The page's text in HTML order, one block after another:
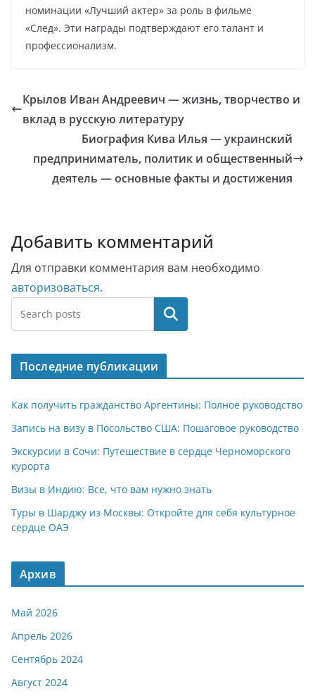
номинации «Лучший актер» за роль в фильме
«След». Эти награды подтверждают его талант и
профессионализм.
Крылов Иван Андреевич — жизнь, творчество и
вклад в русскую литературу
Биография Кива Илья — украинский
предприниматель, политик и общественный
деятель — основные факты и достижения
Добавить комментарий
Для отправки комментария вам необходимо
авторизоваться.
Поиск
Последние публикации
Как получить гражданство Аргентины: Полное руководство
Запись на визу в Посольство США: Пошаговое руководство
Экскурсии в Сочи: Путешествие в сердце Черноморского
курорта
Визы в Индию: Все, что вам нужно знать
Туры в Шарджу из Москвы: Откройте для себя культурное
сердце ОАЭ
Архив
Май 2026
Апрель 2026
Сентябрь 2024
Август 2024